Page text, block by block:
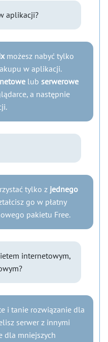
aplikacji?
możesz nabyć tylko
w aplikacji.
lub serwerowe
a następnie
tylko z jednego
go w płatny
pakietu Free.
internetowym,
i tanie rozwiązanie dla
serwer z innymi
dla mniejszych